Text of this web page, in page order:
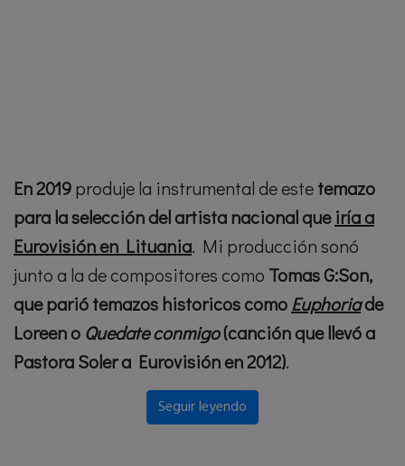
En 2019produje la instrumental de estetemazo
para la selección del artista nacional queiría a
Eurovisión en Lituania. Mi producción sonó
junto a la de compositores como Tomas G:Son,
que parió temazos historicos como Euphoriade
Loreen o Quedate conmigo(canción que llevó a
Pastora Soler a Eurovisión en 2012).
Seguir leyendo